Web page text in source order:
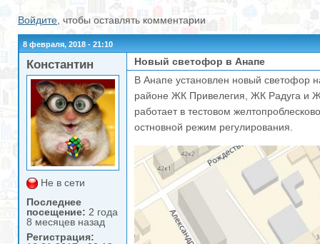
Войдите , чтобы оставлять комментарии
8 февраля, 2018 - 21:10
Константин
Не в сети
Последнее
посещение: 2 года
8 месяцев назад
Регистрация:
Новый светофор в Анапе
В Анапе установлен новый светофор
районе ЖК Привелегия, ЖК Радуга и
работает в тестовом
остновной режим регулирования.